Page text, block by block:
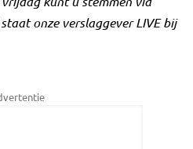
onze verslaggever LIVE bij